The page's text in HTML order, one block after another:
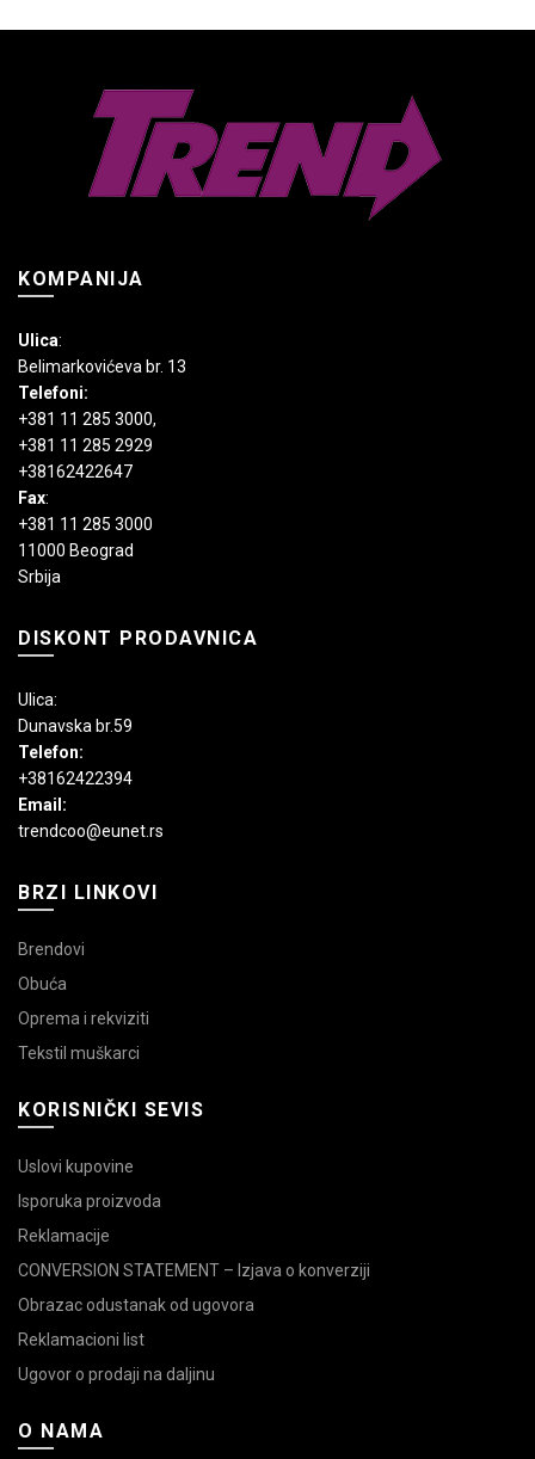
KOMPANIJA
Ulica:
Belimarkovićeva br. 13
Telefoni:
+381 11 285 3000,
+381 11 285 2929
+38162422647
Fax:
+381 11 285 3000
11000 Beograd
Srbija
DISKONT PRODAVNICA
Ulica:
Dunavska br.59
Telefon:
+38162422394
Email:
trendcoo@eunet.rs
BRZI LINKOVI
Brendovi
Obuća
Oprema i rekviziti
Tekstil muškarci
KORISNIČKI SEVIS
Uslovi kupovine
Isporuka proizvoda
Reklamacije
CONVERSION STATEMENT – Izjava o konverziji
Obrazac odustanak od ugovora
Reklamacioni list
Ugovor o prodaji na daljinu
O NAMA